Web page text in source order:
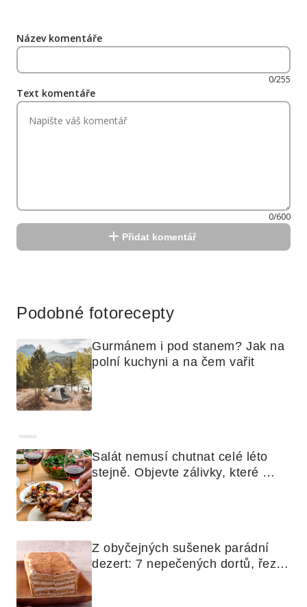
Název komentáře
0/255
Text komentáře
0/600
Přidat komentář
Podobné fotorecepty
Gurmánem i pod stanem? Jak na
polní kuchyni a na čem vařit
Reklama
Salát nemusí chutnat celé léto
stejně. Objevte zálivky, které
Z obyčejných sušenek parádní
dezert: 7 nepečených dortů, řezů